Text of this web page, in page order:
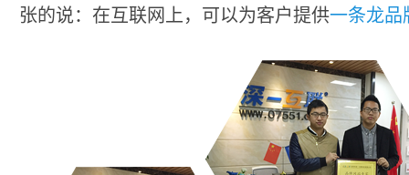
张的说：在互联网上，可以为客户提供一条龙品